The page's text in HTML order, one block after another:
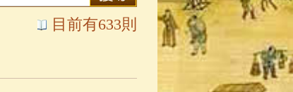
目前有633則